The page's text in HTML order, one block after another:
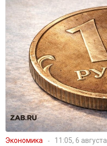
Экономика 11:05, 6 августа